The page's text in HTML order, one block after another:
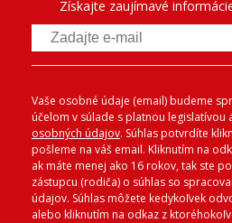
Získajte zaujímavé
Vaše osobné údaje (email) budeme
účelom v súlade s platnou legislatívou
osobných údajov. Súhlas potvrdíte
pošleme na váš email. Kliknutím na
ak máte menej ako 16 rokov, tak ste
zástupcu (rodiča) o súhlas so
údajov. Súhlas môžete kedykoľvek
alebo kliknutím na odkaz z